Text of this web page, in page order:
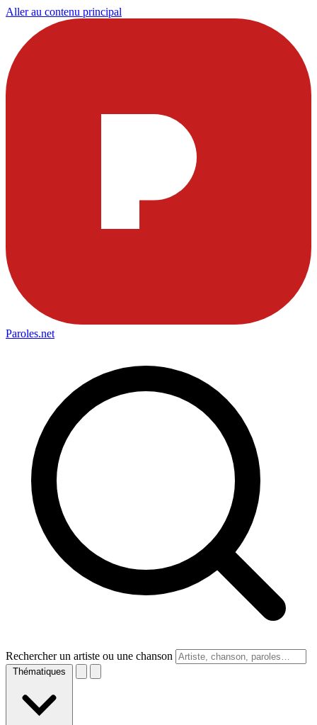
Aller au contenu principal
Paroles.net
Rechercher un artiste ou une chanson
Thématiques